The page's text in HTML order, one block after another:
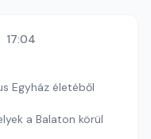
17:04
Egyház életéből
a Balaton körül